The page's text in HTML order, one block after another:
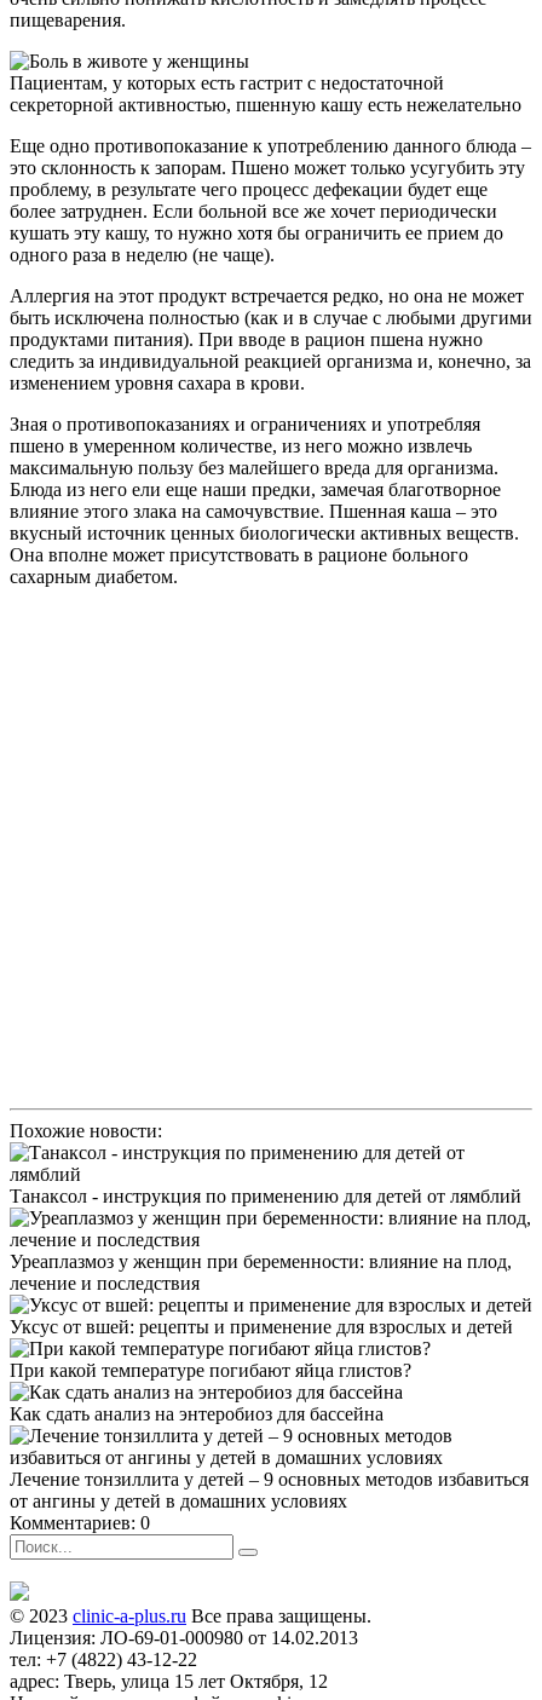
пищеварения.
Пациентам, у которых есть гастрит с недостаточной
секреторной активностью, пшенную кашу есть нежелательно
Еще одно противопоказание к употреблению данного блюда –
это склонность к запорам. Пшено может только усугубить эту
проблему, в результате чего процесс дефекации будет еще
более затруднен. Если больной все же хочет периодически
кушать эту кашу, то нужно хотя бы ограничить ее прием до
одного раза в неделю (не чаще).
Аллергия на этот продукт встречается редко, но она не может
быть исключена полностью (как и в случае с любыми другими
продуктами питания). При вводе в рацион пшена нужно
следить за индивидуальной реакцией организма и, конечно, за
изменением уровня сахара в крови.
Зная о противопоказаниях и ограничениях и употребляя
пшено в умеренном количестве, из него можно извлечь
максимальную пользу без малейшего вреда для организма.
Блюда из него ели еще наши предки, замечая благотворное
влияние этого злака на самочувствие. Пшенная каша – это
вкусный источник ценных биологически активных веществ.
Она вполне может присутствовать в рационе больного
сахарным диабетом.
Похожие новости:
Танаксол - инструкция по применению для детей от лямблий
Уреаплазмоз у женщин при беременности: влияние на плод,
лечение и последствия
Уксус от вшей: рецепты и применение для взрослых и детей
При какой температуре погибают яйца глистов?
Как сдать анализ на энтеробиоз для бассейна
Лечение тонзиллита у детей – 9 основных методов избавиться
от ангины у детей в домашних условиях
Комментариев: 0
© 2023 clinic-a-plus.ru Все права защищены.
Лицензия: ЛО-69-01-000980 от 14.02.2013
тел: +7 (4822) 43-12-22
адрес: Тверь, улица 15 лет Октября, 12